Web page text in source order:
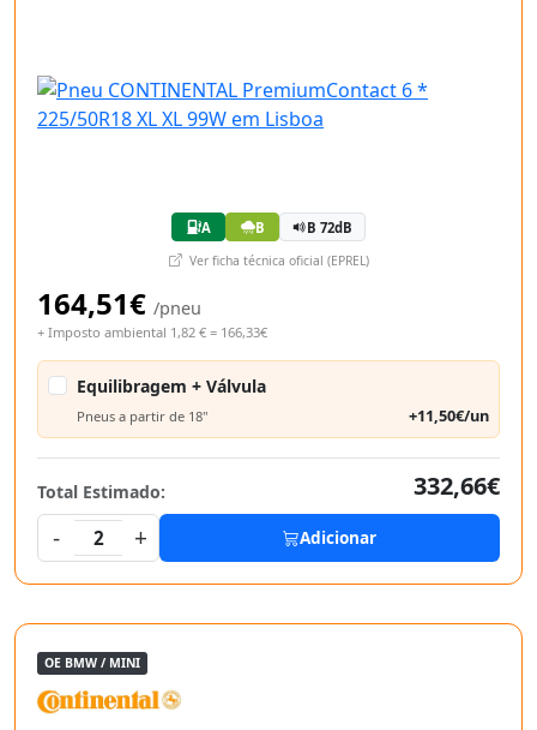
A B B 72dB
Ver ficha técnica oficial (EPREL)
164,51€ /pneu
+ Imposto ambiental 1,82 € = 166,33€
Equilibragem + Válvula
Pneus a partir de 18" +11,50€/un
Total Estimado:
332,66€
-
2 + Adicionar
OE BMW / MINI